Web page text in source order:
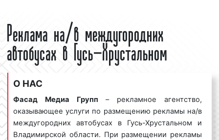
Реклама на/в междугородних
автобусах в Гусь-Хрустальном
О НАС
Фасад Медиа Групп – рекламное агентство,
оказывающее услуги по размещению рекламы на/в
междугородних автобусах в Гусь-Хрустальном и
Владимирской области. При размещении рекламы